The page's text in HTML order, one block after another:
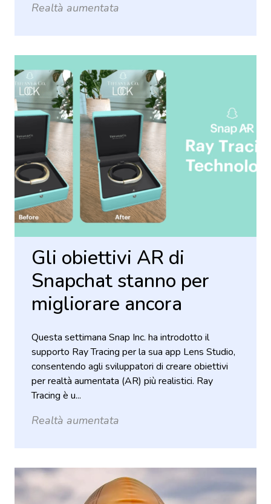
Realtà aumentata
Gli obiettivi AR di
Snapchat stanno per
migliorare ancora
Questa settimana Snap Inc. ha introdotto il
supporto Ray Tracing per la sua app Lens Studio,
consentendo agli sviluppatori di creare obiettivi
per realtà aumentata (AR) più realistici. Ray
Tracing è u...
Realtà aumentata